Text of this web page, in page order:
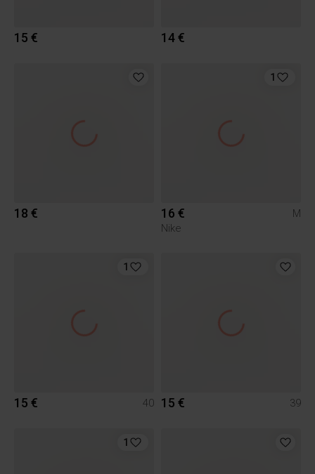
15 € 14 €
18 €
1
16 €
M
Nike
1
15 € 40 15 € 39
1